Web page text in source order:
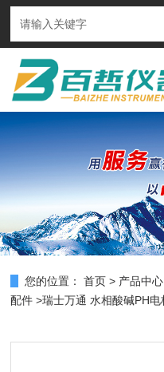
您的位置： 首页 > 产品中心
配件 >瑞士万通 水相酸碱PH电